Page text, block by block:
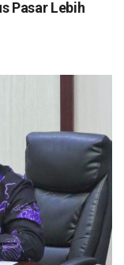
Pasar Lebih